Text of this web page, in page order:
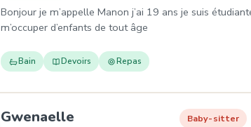
Bonjour je m’appelle Manon j’ai 19 ans je suis
m’occuper d’enfants de tout âge
Bain Devoirs Repas
Gwenaelle , Baby-sitter à Roquefort-
Baby-sitter